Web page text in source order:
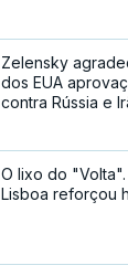
Zelensky
dos EUA
contra Rússia e
O lixo do
Lisboa reforçou